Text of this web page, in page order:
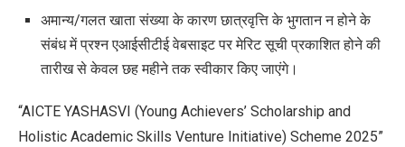
अमान्य/गलत खाता संख्या के कारण छात्रवृत्ति के भुगतान न होने के
संबंध में प्रश्न एआईसीटीई वेबसाइट पर मेरिट सूची प्रकाशित होने की
तारीख से केवल छह महीने तक स्वीकार किए जाएंगे।
“AICTE YASHASVI (Young Achievers’ Scholarship and
Holistic Academic Skills Venture Initiative) Scheme 2025”